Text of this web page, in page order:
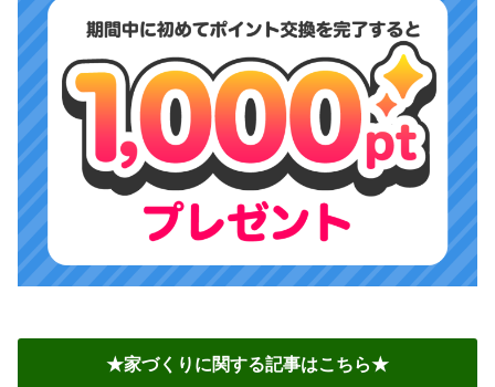
★家づくりに関する記事はこちら★